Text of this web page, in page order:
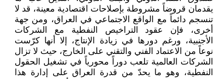
يقدمان قروضاً مشروطة بإصلاحات اقتصادية معينة، قد لا
تنسجم دائماً مع الواقع الاجتماعي في العراق، ومن جهة
أخرى، فإن عقود التراخيص النفطية مع الشركات
الأجنبية، ورغم دورها في زيادة الإنتاج، إلا أنها كرّست
نوعاً من الاعتماد الفني والتقني على الخارج، حيث لا تزال
الشركات العالمية تلعب دوراً محورياً في تشغيل الحقول
النفطية، وهو ما يحدّ من قدرة العراق على إدارة هذا